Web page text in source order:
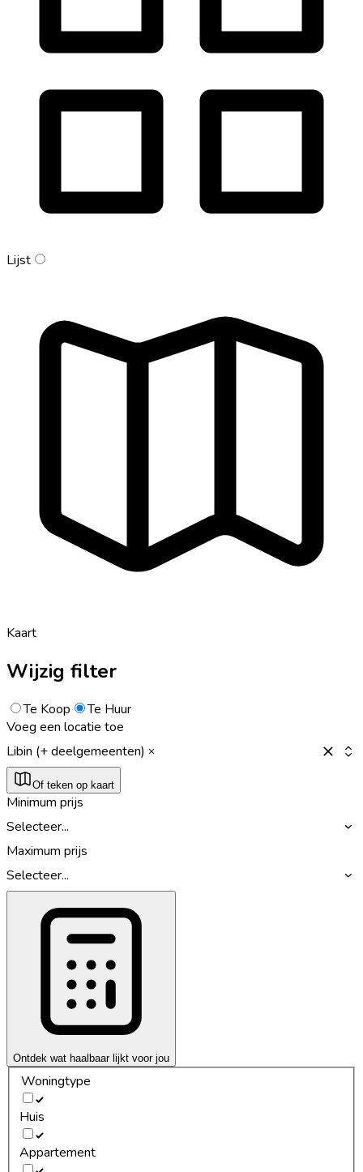
Lijst
Kaart
Wijzig filter
Te Koop
Te Huur
Voeg een locatie toe
Libin (+ deelgemeenten)
Of teken op kaart
Minimum prijs
Selecteer...
Maximum prijs
Selecteer...
Ontdek wat haalbaar lijkt voor jou
Woningtype
Huis
Appartement